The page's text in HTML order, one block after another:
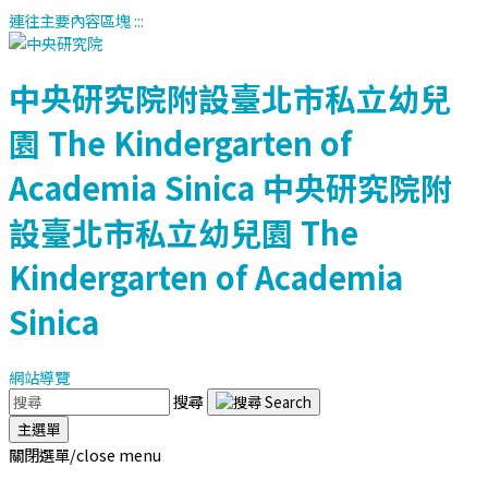
連往主要內容區塊:::
中央研究院附設臺北市私立幼兒
園 The Kindergarten of
Academia Sinica 中央研究院附
設臺北市私立幼兒園 The
Kindergarten of Academia
Sinica
網站導覽
搜尋
主選單
關閉選單/close menu